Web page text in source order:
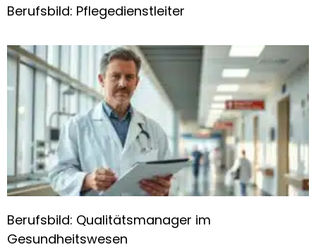
Berufsbild: Pflegedienstleiter
Berufsbild: Qualitätsmanager im
Gesundheitswesen